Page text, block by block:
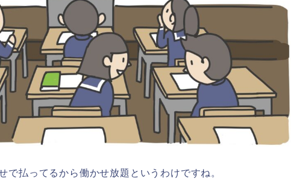
で払ってるから働かせ放題というわけですね。